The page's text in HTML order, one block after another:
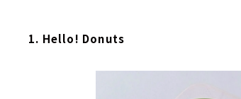
1. Hello! Donuts